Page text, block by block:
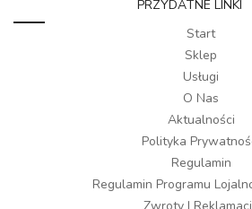
PRZYDATNE LINKI
Start
Sklep
Usługi
O Nas
Aktualności
Polityka
Regulamin
Regulamin Programu